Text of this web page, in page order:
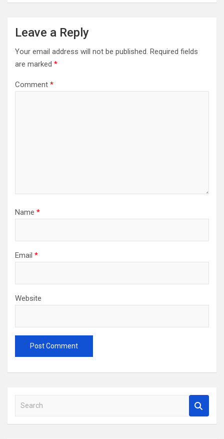
Leave a Reply
Your email address will not be published. Required fields
are marked *
Comment *
Name *
Email *
Website
a